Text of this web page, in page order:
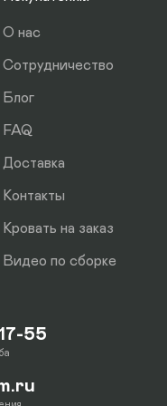
О нас
Сотрудничество
Блог
FAQ
Доставка
Контакты
Кровать на заказ
Видео по сборке
55